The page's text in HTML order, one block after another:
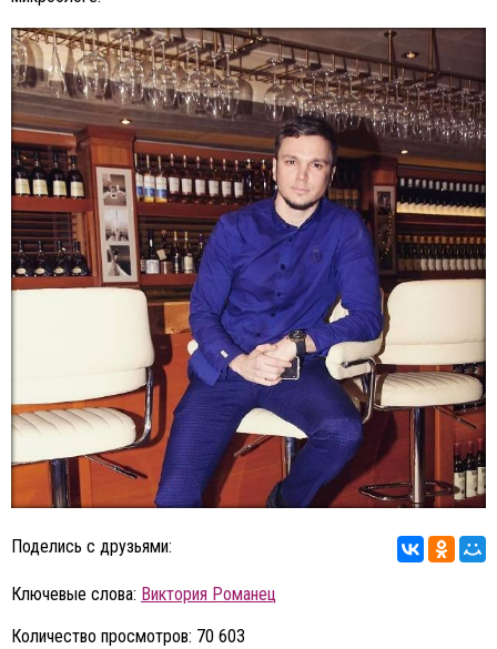
Поделись с друзьями:
Ключевые слова: Виктория Романец
Количество просмотров: 70 603